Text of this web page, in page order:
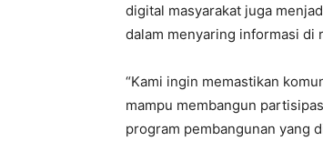
digital masyarakat juga
dalam menyaring informasi di
“Kami ingin memastikan
mampu membangun
program pembangunan yang